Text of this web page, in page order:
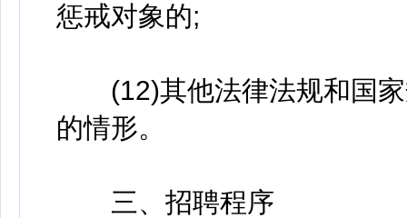
惩戒对象的;
(12)其他法律法规和国家
的情形。
三、招聘程序